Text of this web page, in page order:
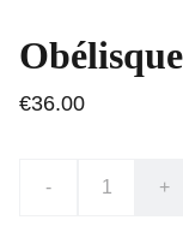
€36.00
- +